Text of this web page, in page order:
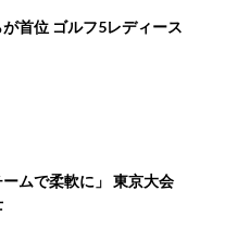
首位 ゴルフ5レディース
ムで柔軟に」 東京大会